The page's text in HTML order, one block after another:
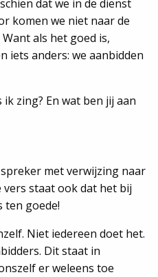
dat we in de dienst
komen we niet naar de
als het goed is,
iets anders: we aanbidden
zing? En wat ben jij aan
met verwijzing naar
vers staat ook dat het bij
ten goede!
Niet iedereen doet het.
Dit staat in
er weleens toe